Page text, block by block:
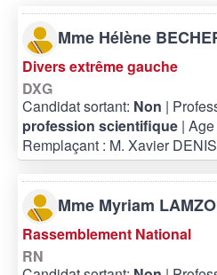
Mme Hélène
Divers extrême gauche
DXG
Candidat sortant: Non |
profession scientifique | Age
Remplaçant : M. Xavier
Mme Myriam
Rassemblement National
RN